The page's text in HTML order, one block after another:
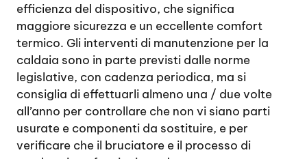
efficienza del dispositivo, che significa
maggiore sicurezza e un eccellente comfort
termico. Gli interventi di manutenzione per la
caldaia sono in parte previsti dalle norme
legislative, con cadenza periodica, ma si
consiglia di effettuarli almeno una / due volte
all’anno per controllare che non vi siano parti
usurate e componenti da sostituire, e per
verificare che il bruciatore e il processo di